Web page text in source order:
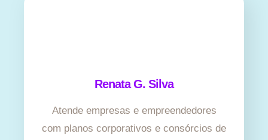
Renata G. Silva
Atende empresas e empreendedores
com planos corporativos e consórcios de